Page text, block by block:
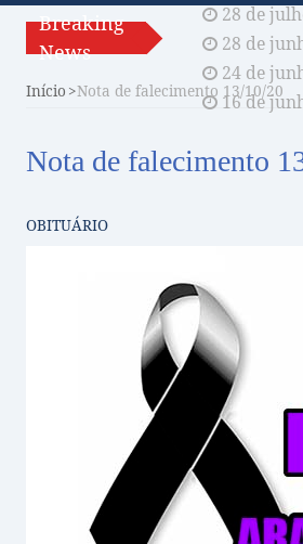
Breaking
News
28 de
28 de
24 de
16 de
Início Nota de falecimento 13/10/20
Nota de falecimento
OBITUÁRIO